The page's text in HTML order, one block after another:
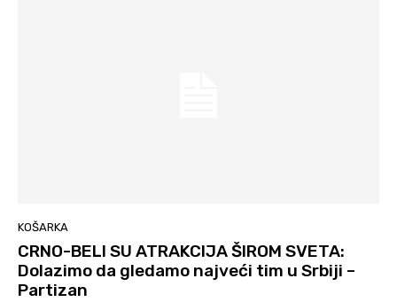
KOŠARKA
CRNO-BELI SU ATRAKCIJA ŠIROM SVETA:
Dolazimo da gledamo najveći tim u Srbiji –
Partizan